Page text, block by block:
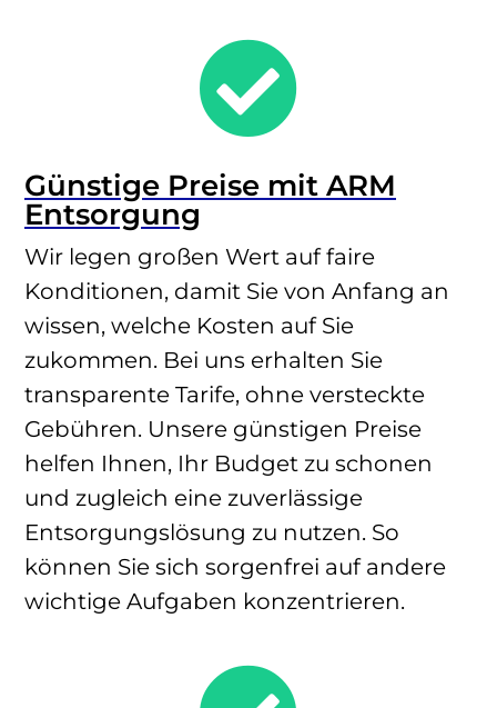

Günstige Preise mit ARM
Entsorgung
Wir legen großen Wert auf faire
Konditionen, damit Sie von Anfang an
wissen, welche Kosten auf Sie
zukommen. Bei uns erhalten Sie
transparente Tarife, ohne versteckte
Gebühren. Unsere günstigen Preise
helfen Ihnen, Ihr Budget zu schonen
und zugleich eine zuverlässige
Entsorgungslösung zu nutzen. So
können Sie sich sorgenfrei auf andere
wichtige Aufgaben konzentrieren.